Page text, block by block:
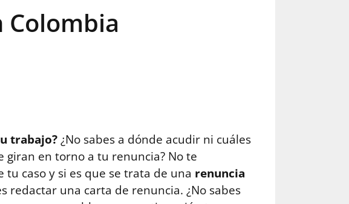
Colombia
trabajo?¿No sabes a dónde acudir ni cuáles
giran en torno a tu renuncia? No te
caso y si es que se trata de una renuncia
redactar una carta de renuncia. ¿No sabes